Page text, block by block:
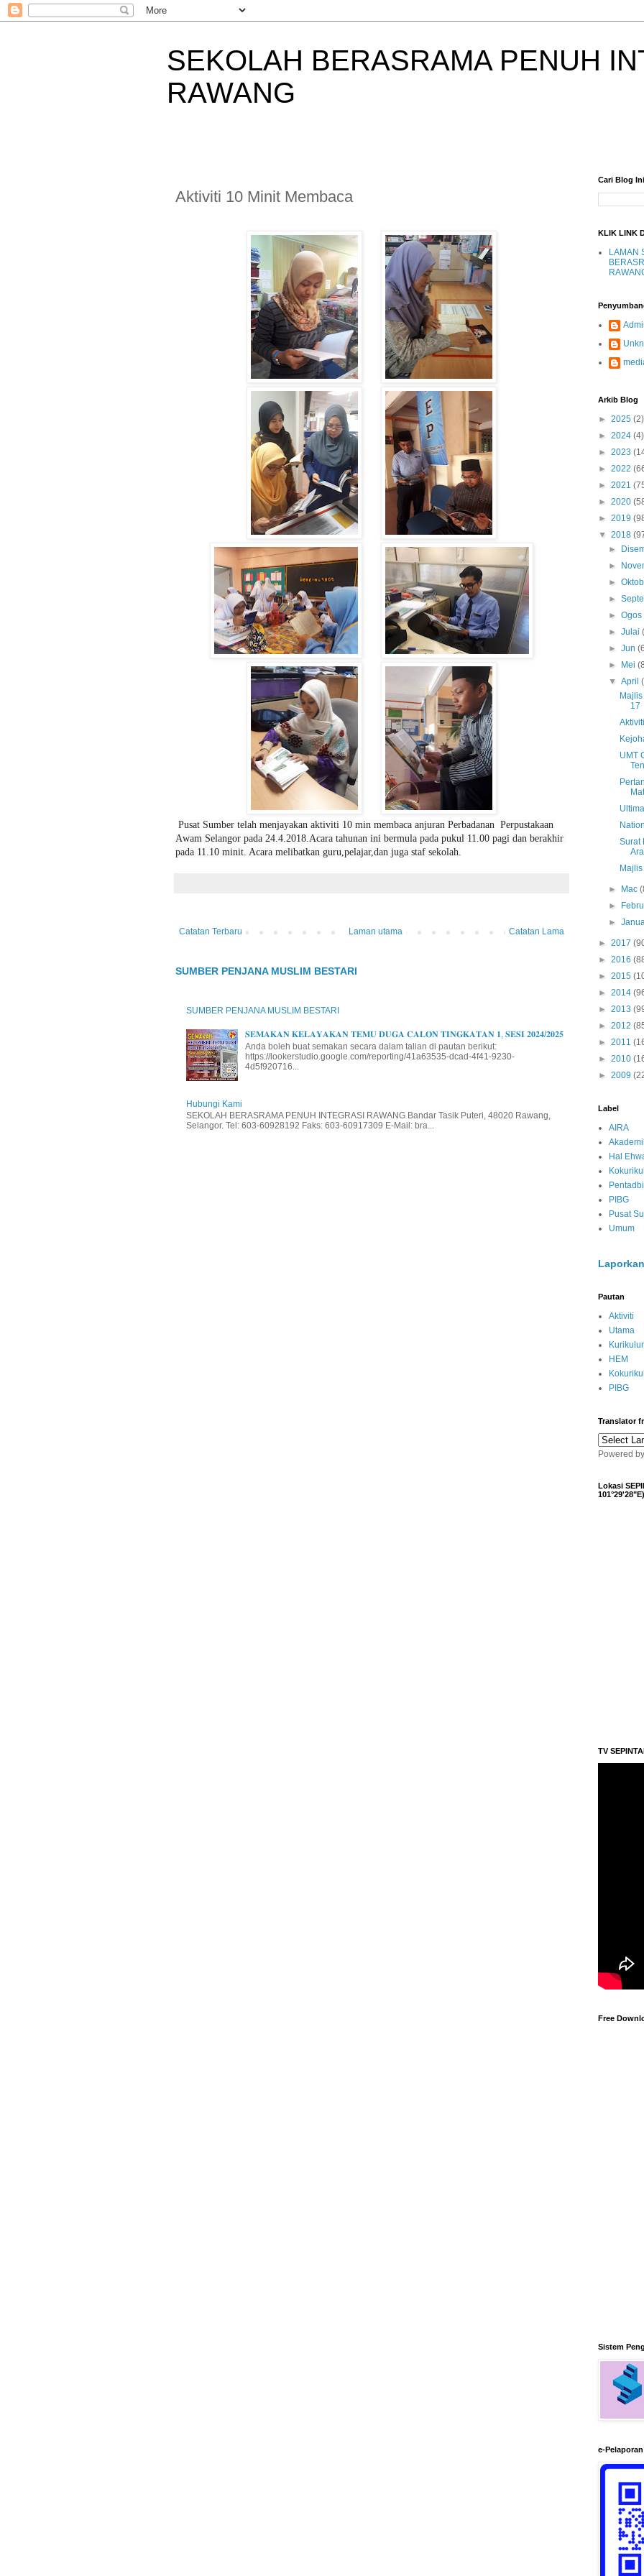
SEKOLAH BERASRAMA PENUH
RAWANG
Aktiviti 10 Minit Membaca
Pusat Sumber telah menjayakan aktiviti 10 min membaca anjuran Perbadanan  Perpustakaan
Awam Selangor pada 24.4.2018.Acara tahunan ini bermula pada pukul 11.00 pagi dan berakhir
pada 11.10 minit. Acara melibatkan guru,pelajar,dan juga staf sekolah.
Catatan Terbaru Catatan Lama
Laman utama
SUMBER PENJANA MUSLIM BESTARI
SUMBER PENJANA MUSLIM BESTARI
𝐒𝐄𝐌𝐀𝐊𝐀𝐍 𝐊𝐄𝐋𝐀𝐘𝐀𝐊𝐀𝐍 𝐓𝐄𝐌𝐔 𝐃𝐔𝐆𝐀 𝐂𝐀𝐋𝐎𝐍 𝐓𝐈𝐍𝐆𝐊𝐀𝐓𝐀𝐍 𝟏, 𝐒𝐄𝐒𝐈 𝟐𝟎𝟐𝟒/𝟐𝟎𝟐𝟓
Anda boleh buat semakan secara dalam talian di pautan berikut:
https://lookerstudio.google.com/reporting/41a63535-dcad-4f41-9230-
4d5f920716...
Hubungi Kami
SEKOLAH BERASRAMA PENUH INTEGRASI RAWANG Bandar Tasik Puteri, 48020 Rawang,
Selangor. Tel: 603-60928192 Faks: 603-60917309 E-Mail: bra...
Cari Blog Ini
KLIK LINK
LAMAN
Arkib Blog
► 2025 (2)
► 2024 (4)
► 2023
► 2022
► 2021
► 2020
► 2019
▼ 2018
►
►
►
►
►Ogos
►Julai
►Jun
►
Mei
▼April
17
UMT
Surat
► Mac
►
►
► 2017
► 2016
► 2015
► 2014
► 2013
► 2012
► 2011
► 2010
► 2009
Label
AIRA
Hal
PIBG
Pusat
Umum
Pautan
Aktiviti
Utama
HEM
PIBG
Translator
Powered
Lokasi
101°29'28"E)
TV
Free
Sistem
e-